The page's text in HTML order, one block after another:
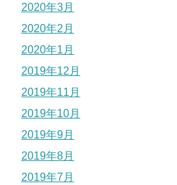
2020年3月
2020年2月
2020年1月
2019年12月
2019年11月
2019年10月
2019年9月
2019年8月
2019年7月